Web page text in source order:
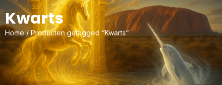
Kwarts
Home/ Producten getagged “Kwarts”